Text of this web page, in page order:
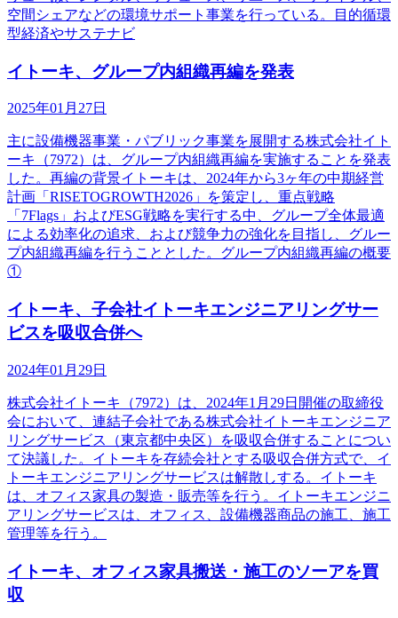
空間シェアなどの環境サポート事業を行っている。目的循環
型経済やサステナビ
イトーキ、グループ内組織再編を発表
2025年01月27日
主に設備機器事業・パブリック事業を展開する株式会社イト
ーキ（7972）は、グループ内組織再編を実施することを発表
した。再編の背景イトーキは、2024年から3ヶ年の中期経営
計画「RISETOGROWTH2026」を策定し、重点戦略
「7Flags」およびESG戦略を実行する中、グループ全体最適
による効率化の追求、および競争力の強化を目指し、グルー
プ内組織再編を行うこととした。グループ内組織再編の概要
①
イトーキ、子会社イトーキエンジニアリングサー
ビスを吸収合併へ
2024年01月29日
株式会社イトーキ（7972）は、2024年1月29日開催の取締役
会において、連結子会社である株式会社イトーキエンジニア
リングサービス（東京都中央区）を吸収合併することについ
て決議した。イトーキを存続会社とする吸収合併方式で、イ
トーキエンジニアリングサービスは解散しする。イトーキ
は、オフィス家具の製造・販売等を行う。イトーキエンジニ
アリングサービスは、オフィス、設備機器商品の施工、施工
管理等を行う。
イトーキ、オフィス家具搬送・施工のソーアを買
収